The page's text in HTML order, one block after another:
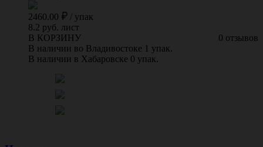
2460.00 / упак
8.2 руб. лист
0 отзывов
В КОРЗИНУ
В наличии во Владивостоке 1 упак.
В наличии в Хабаровске 0 упак.